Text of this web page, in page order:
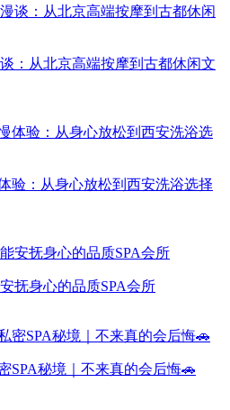
：从北京高端按摩到古都休闲文
验：从身心放松到西安洗浴选择
抚身心的品质SPA会所
SPA秘境｜不来真的会后悔🚗